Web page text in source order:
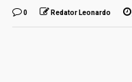
0 Redator Leonardo